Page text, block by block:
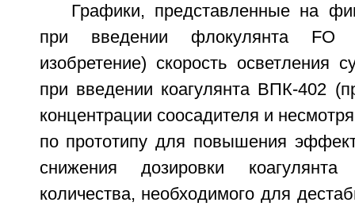
Графики, представленные на
при введении флокулянта FO
изобретение) скорость осветления
при введении коагулянта ВПК-402
концентрации соосадителя и
по прототипу для повышения
снижения дозировки
количества, необходимого для